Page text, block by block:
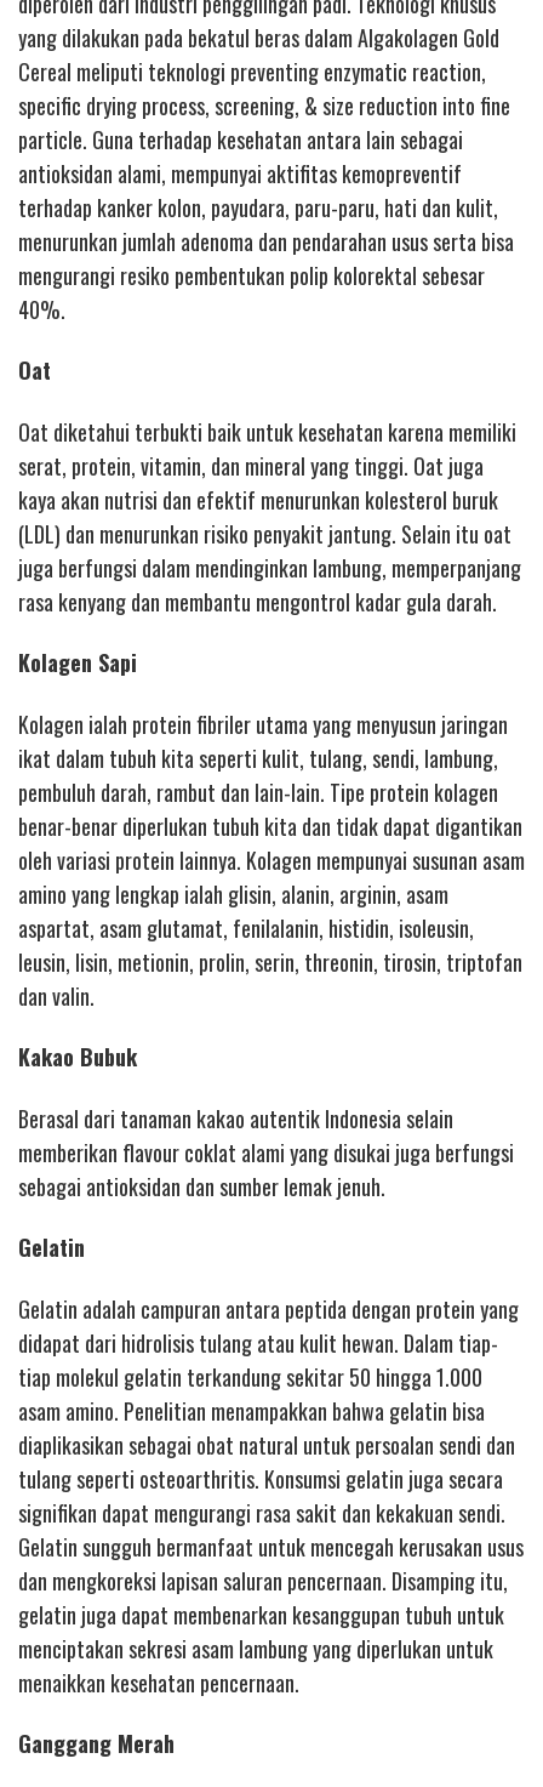
yang dilakukan pada bekatul beras dalam Algakolagen Gold
Cereal meliputi teknologi preventing enzymatic reaction,
specific drying process, screening, & size reduction into fine
particle. Guna terhadap kesehatan antara lain sebagai
antioksidan alami, mempunyai aktifitas kemopreventif
terhadap kanker kolon, payudara, paru-paru, hati dan kulit,
menurunkan jumlah adenoma dan pendarahan usus serta bisa
mengurangi resiko pembentukan polip kolorektal sebesar
40%.
Oat
Oat diketahui terbukti baik untuk kesehatan karena memiliki
serat, protein, vitamin, dan mineral yang tinggi. Oat juga
kaya akan nutrisi dan efektif menurunkan kolesterol buruk
(LDL) dan menurunkan risiko penyakit jantung. Selain itu oat
juga berfungsi dalam mendinginkan lambung, memperpanjang
rasa kenyang dan membantu mengontrol kadar gula darah.
Kolagen Sapi
Kolagen ialah protein fibriler utama yang menyusun jaringan
ikat dalam tubuh kita seperti kulit, tulang, sendi, lambung,
pembuluh darah, rambut dan lain-lain. Tipe protein kolagen
benar-benar diperlukan tubuh kita dan tidak dapat digantikan
oleh variasi protein lainnya. Kolagen mempunyai susunan asam
amino yang lengkap ialah glisin, alanin, arginin, asam
aspartat, asam glutamat, fenilalanin, histidin, isoleusin,
leusin, lisin, metionin, prolin, serin, threonin, tirosin, triptofan
dan valin.
Kakao Bubuk
Berasal dari tanaman kakao autentik Indonesia selain
memberikan flavour coklat alami yang disukai juga berfungsi
sebagai antioksidan dan sumber lemak jenuh.
Gelatin
Gelatin adalah campuran antara peptida dengan protein yang
didapat dari hidrolisis tulang atau kulit hewan. Dalam tiap-
tiap molekul gelatin terkandung sekitar 50 hingga 1.000
asam amino. Penelitian menampakkan bahwa gelatin bisa
diaplikasikan sebagai obat natural untuk persoalan sendi dan
tulang seperti osteoarthritis. Konsumsi gelatin juga secara
signifikan dapat mengurangi rasa sakit dan kekakuan sendi.
Gelatin sungguh bermanfaat untuk mencegah kerusakan usus
dan mengkoreksi lapisan saluran pencernaan. Disamping itu,
gelatin juga dapat membenarkan kesanggupan tubuh untuk
menciptakan sekresi asam lambung yang diperlukan untuk
menaikkan kesehatan pencernaan.
Ganggang Merah